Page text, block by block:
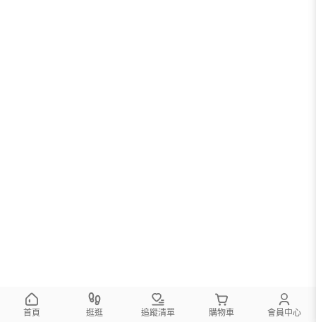
首頁 逛逛 追蹤清單 購物車 會員中心